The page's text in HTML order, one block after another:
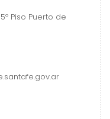
Piso Puerto de